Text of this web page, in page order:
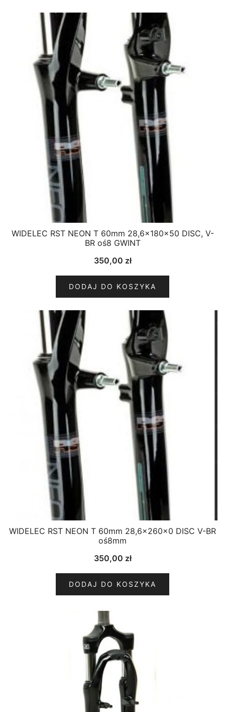
WIDELEC RST NEON T 60mm 28,6x180x50 DISC, V-
BR oś8 GWINT
350,00 zł
DODAJ DO KOSZYKA
WIDELEC RST NEON T 60mm 28,6x260x0 DISC V-BR
oś8mm
350,00 zł
DODAJ DO KOSZYKA